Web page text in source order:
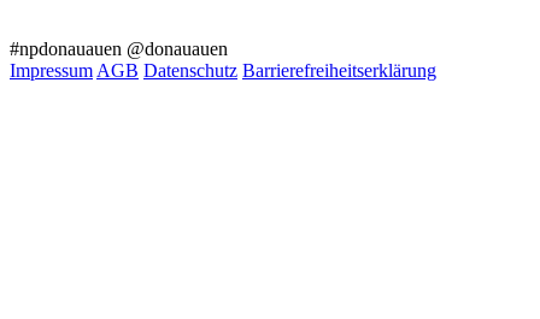
#npdonauauen @donauauen
Impressum AGB Datenschutz Barrierefreiheitserklärung